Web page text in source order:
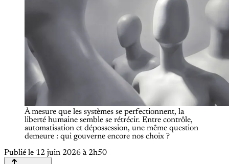
À mesure que les systèmes se perfectionnent, la
liberté humaine semble se rétrécir. Entre contrôle,
automatisation et dépossession, une même question
demeure : qui gouverne encore nos choix ?
Publié le 12 juin 2026 à 2h50